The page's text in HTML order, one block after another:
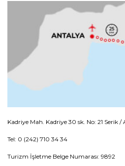
Kadriye Mah. Kadriye 30 sk. No: 21 Serik /
Tel: 0 (242) 710 34 34
Turizm İşletme Belge Numarası: 9892